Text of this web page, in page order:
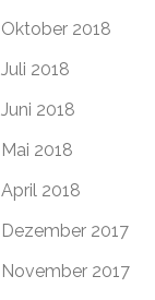
Oktober 2018
Juli 2018
Juni 2018
Mai 2018
April 2018
Dezember 2017
November 2017